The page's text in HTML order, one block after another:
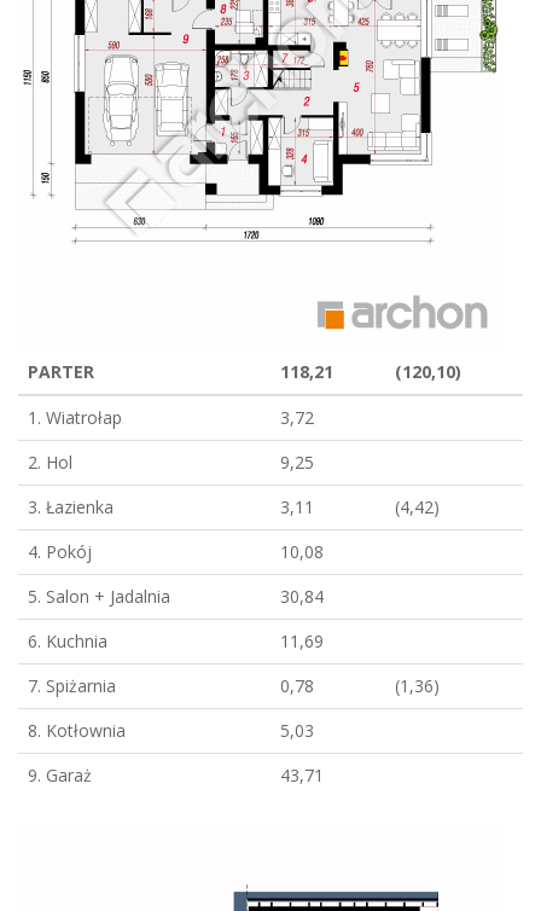
PARTER 118,21
(120,10)
1. Wiatrołap
3,72
2. Hol
9,25
3. Łazienka
3,11
(4,42)
4. Pokój
10,08
5. Salon + Jadalnia
30,84
6. Kuchnia
11,69
7. Spiżarnia
0,78
(1,36)
8. Kotłownia
5,03
9. Garaż
43,71